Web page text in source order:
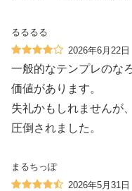
るるるる
2026年6月22日
一般的なテンプレのな
価値があります。
失礼かもしれませんが
圧倒されました。
まるちっぽ
2026年5月31日